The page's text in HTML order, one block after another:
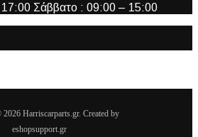
Σάββατο : 09:00 – 15:00
Harriscarparts.gr. Created by
eshopsupport.gr